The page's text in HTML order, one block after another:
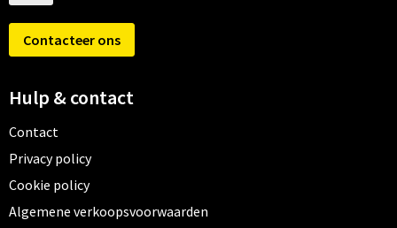
Contacteer ons
Hulp & contact
Contact
Privacy policy
Cookie policy
Algemene verkoopsvoorwaarden